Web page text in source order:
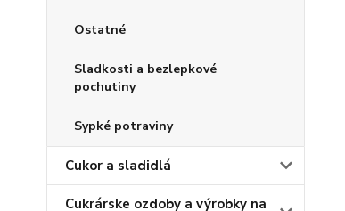
Ostatné
Sladkosti a bezlepkové
pochutiny
Sypké potraviny
Cukor a sladidlá
Cukrárske ozdoby a výrobky na